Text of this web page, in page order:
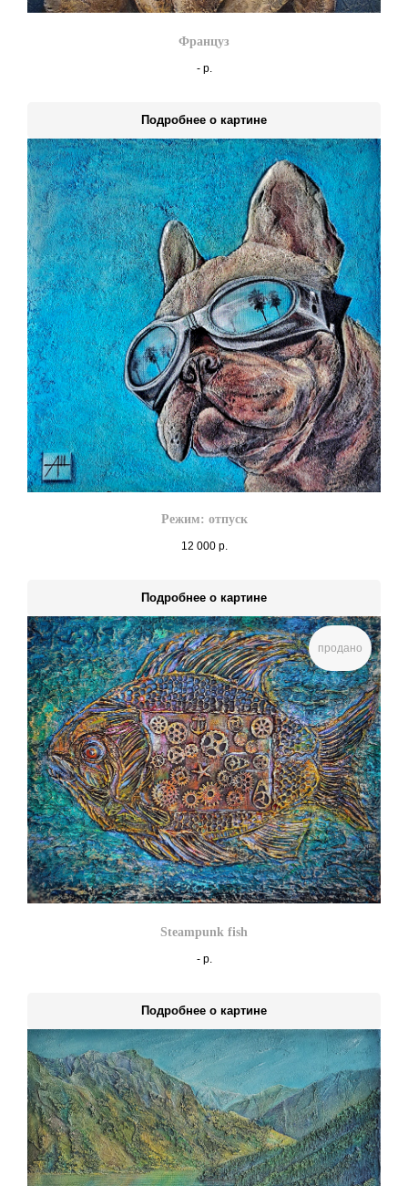
Француз
- р.
Подробнее о картине
Режим: отпуск
12 000 р.
Подробнее о картине
продано
Steampunk fish
- р.
Подробнее о картине